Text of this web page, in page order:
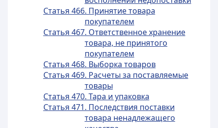
Статья 466. Принятие товара
покупателем
Статья 467. Ответственное хранение
товара, не принятого
покупателем
Статья 468. Выборка товаров
Статья 469. Расчеты за поставляемые
товары
Статья 470. Тара и упаковка
Статья 471. Последствия поставки
товара ненадлежащего